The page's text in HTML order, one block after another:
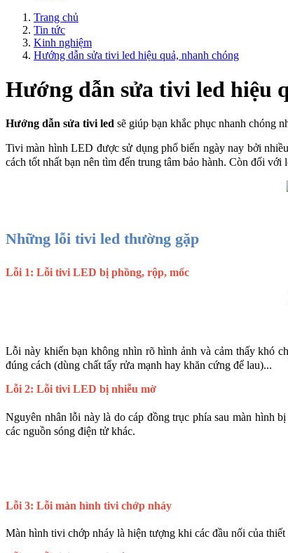
Trang chủ
Tin tức
Kinh nghiệm
Hướng dẫn sửa tivi led hiệu quả, nhanh chóng
Hướng dẫn sửa tivi led hiệu
Hướng dẫn sửa tivi led sẽ giúp bạn khắc phục nhanh chóng
Tivi màn hình LED được sử dụng phổ biến ngày nay bởi
cách tốt nhất bạn nên tìm đến trung tâm bảo hành. Còn đối
Những lỗi tivi led thường gặp
Lỗi 1: Lỗi tivi LED bị phồng, rộp, mốc
Lỗi này khiến bạn không nhìn rõ hình ảnh và cảm thấy khó
đúng cách (dùng chất tẩy rửa mạnh hay khăn cứng để lau)...
Lỗi 2: Lỗi tivi LED bị nhiễu mờ
Nguyên nhân lỗi này là do cáp đồng trục phía sau màn hình
các nguồn sóng điện tử khác.
Lỗi 3: Lỗi màn hình tivi chớp nháy
Màn hình tivi chớp nháy là hiện tượng khi các đầu nối của